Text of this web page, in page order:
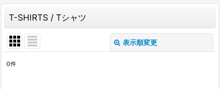
T-SHIRTS / Tシャツ
表示順変更
0件